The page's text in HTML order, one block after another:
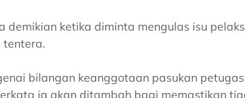
demikian ketika diminta mengulas isu
tentera.
bilangan keanggotaan pasukan
ia akan ditambah bagi memastikan